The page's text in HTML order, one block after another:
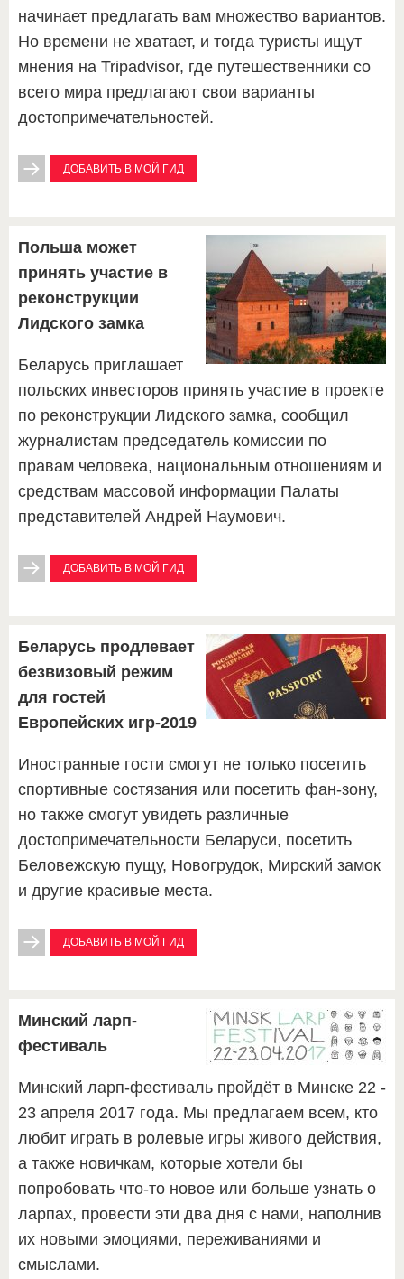
начинает предлагать вам множество вариантов.
Но времени не хватает, и тогда туристы ищут
мнения на Tripadvisor, где путешественники со
всего мира предлагают свои варианты
достопримечательностей.
ДОБАВИТЬ В МОЙ ГИД
Польша может
принять участие в
реконструкции
Лидского замка
Беларусь приглашает
польских инвесторов принять участие в проекте
по реконструкции Лидского замка, сообщил
журналистам председатель комиссии по
правам человека, национальным отношениям и
средствам массовой информации Палаты
представителей Андрей Наумович.
ДОБАВИТЬ В МОЙ ГИД
Беларусь продлевает
безвизовый режим
для гостей
Европейских игр-2019
Иностранные гости смогут не только посетить
спортивные состязания или посетить фан-зону,
но также смогут увидеть различные
достопримечательности Беларуси, посетить
Беловежскую пущу, Новогрудок, Мирский замок
и другие красивые места.
ДОБАВИТЬ В МОЙ ГИД
Минский ларп-
фестиваль
Минский ларп-фестиваль пройдёт в Минске 22 -
23 апреля 2017 года. Мы предлагаем всем, кто
любит играть в ролевые игры живого действия,
а также новичкам, которые хотели бы
попробовать что-то новое или больше узнать о
ларпах, провести эти два дня с нами, наполнив
их новыми эмоциями, переживаниями и
смыслами.